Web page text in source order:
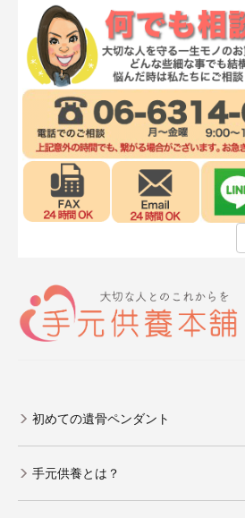
初めての遺骨ペンダント
手元供養とは？